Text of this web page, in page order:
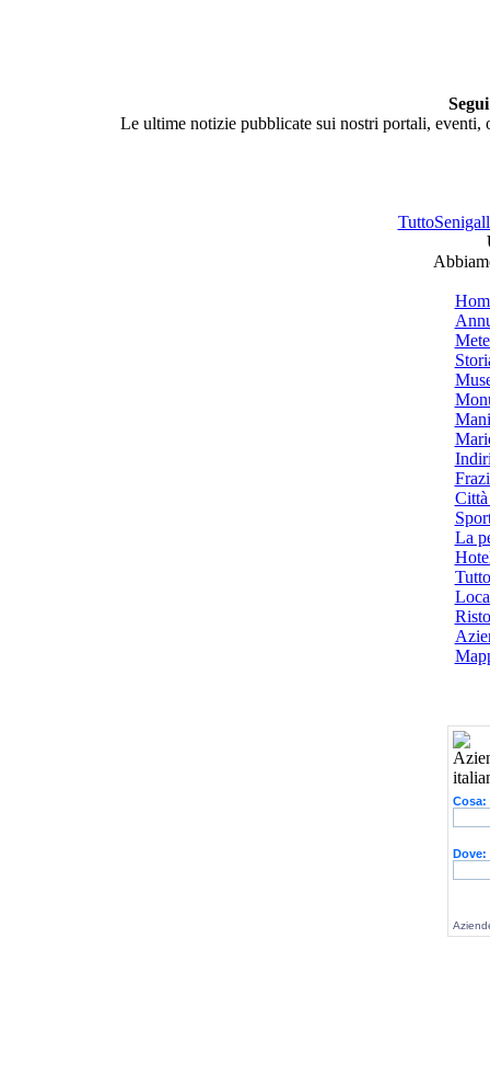
Le ultime notizie pubblicate sui nostri portali,
Città
La
Cosa:
Dove: